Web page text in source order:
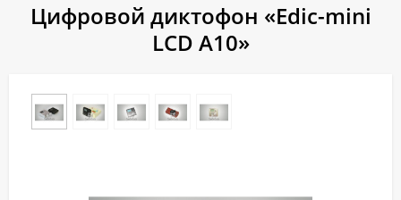
Цифровой диктофон «Edic-mini
LCD A10»